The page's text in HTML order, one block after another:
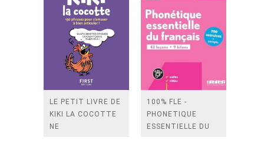
LE PETIT LIVRE DE
KIKI LA COCOTTE
NE
100% FLE -
PHONETIQUE
ESSENTIELLE DU